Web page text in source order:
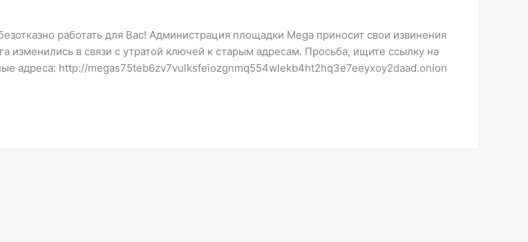
работать для Вас! Администрация площадки Mega приносит свои извинения
изменились в связи с утратой ключей к старым адресам. Просьба, ищите ссылку на
адреса: http://megas75teb6zv7vulksfeiozgnmq554wlekb4ht2hq3e7eeyxoy2daad.onion